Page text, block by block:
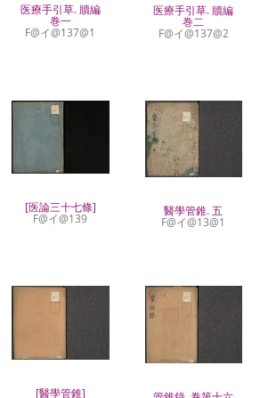
医療手引草. 贖編
巻一
F@イ@137@1
医療手引草. 贖編
巻二
F@イ@137@2
[医論三十七條]
F@イ@139
醫學管錐. 五
F@イ@13@1
[醫學管錐]